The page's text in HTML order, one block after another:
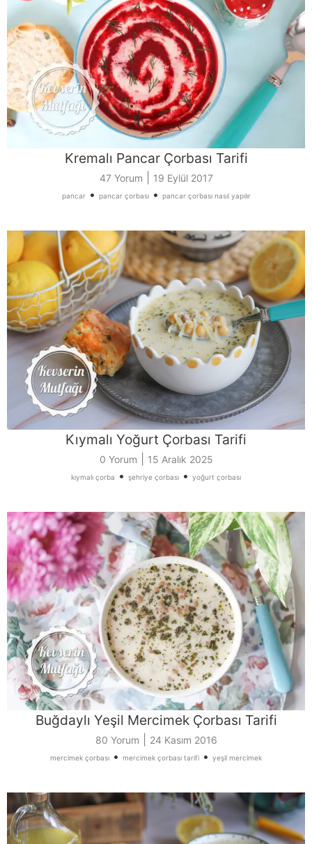
Kremalı Pancar Çorbası Tarifi
47 Yorum 19 Eylül 2017
pancar• pancar çorbası• pancar çorbası nasıl yapılır
Kıymalı Yoğurt Çorbası Tarifi
0 Yorum 15 Aralık 2025
kıymalı çorba • şehriye çorbası • yoğurt çorbası
Buğdaylı Yeşil Mercimek Çorbası Tarifi
80 Yorum 24 Kasım 2016
mercimek çorbası • mercimek çorbası tarifi • yeşil mercimek